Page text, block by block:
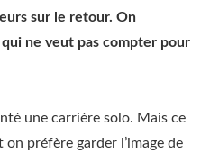
sur le retour. On
ne veut pas compter pour
une carrière solo. Mais ce
préfère garder l’image de